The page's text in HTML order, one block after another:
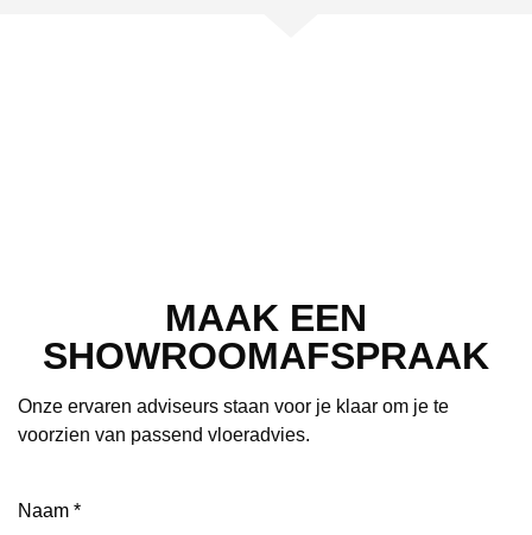
MAAK EEN
SHOWROOMAFSPRAAK
Onze ervaren adviseurs staan voor je klaar om je te
voorzien van passend vloeradvies.